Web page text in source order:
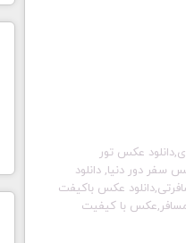
عکس تور
دور دنیا, دانلود
عکس باکیفت
با کیفیت